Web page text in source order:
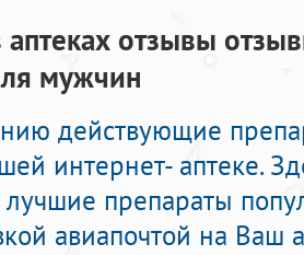
аптеках отзывы
мужчин
действующие
интернет- аптеке.
лучшие препараты
авиапочтой на Ваш